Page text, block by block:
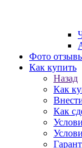
Фото
Как купить
Назад
Как
Как